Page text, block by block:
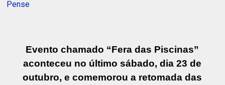
Pense
Evento chamado “Fera das Piscinas”
aconteceu no último sábado, dia 23 de
outubro, e comemorou a retomada das